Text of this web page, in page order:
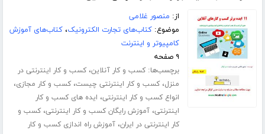
از: منصور غلامی
موضوع:کتاب‌های تجارت الکترونیک،کتاب‌های آموزش
کامپیوتر و اینترنت
۹ صفحه
برچسب‌ها:کسب و کار آنلاین،کسب و کار اینترنتی در
منزل،کسب و کار اینترنتی چیست،کسب و کار مجازی،
انواع کسب و کار اینترنتی، ایده های کسب و کار
اینترنتی،آموزش رایگان کسب و کار اینترنتی،کسب و
کار اینترنتی در ایران،آموزش راه اندازی کسب و کار